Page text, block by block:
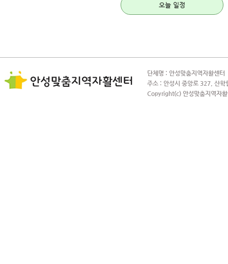
오늘 일정
단체명 : 안성맞춤지역자활센
주소 : 안성시 중앙로 327, 산
Copyright(c) 안성맞춤지역